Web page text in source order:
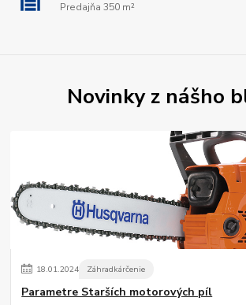
Predajňa 350 m²
Novinky z nášho
18.01.2024 Záhradkárčenie
Parametre Starších motorových píl